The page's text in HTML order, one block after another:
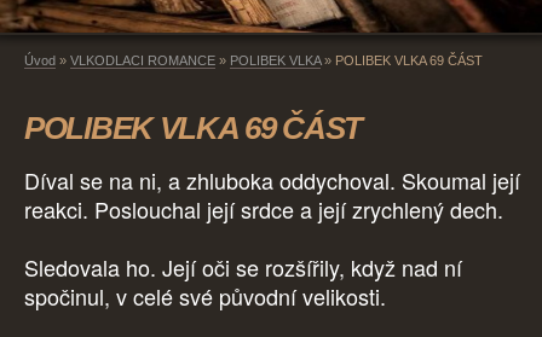
Úvod » VLKODLACI ROMANCE » POLIBEK VLKA» POLIBEK VLKA 69 ČÁST
POLIBEK VLKA 69 ČÁST
Díval se na ni, a zhluboka oddychoval. Skoumal její
reakci. Poslouchal její srdce a její zrychlený dech.
Sledovala ho. Její oči se rozšířily, když nad ní
spočinul, v celé své původní velikosti.